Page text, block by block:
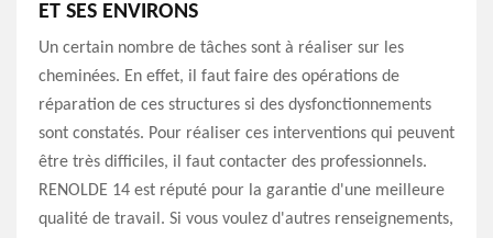
ET SES ENVIRONS
Un certain nombre de tâches sont à réaliser sur les
cheminées. En effet, il faut faire des opérations de
réparation de ces structures si des dysfonctionnements
sont constatés. Pour réaliser ces interventions qui peuvent
être très difficiles, il faut contacter des professionnels.
RENOLDE 14 est réputé pour la garantie d'une meilleure
qualité de travail. Si vous voulez d'autres renseignements,